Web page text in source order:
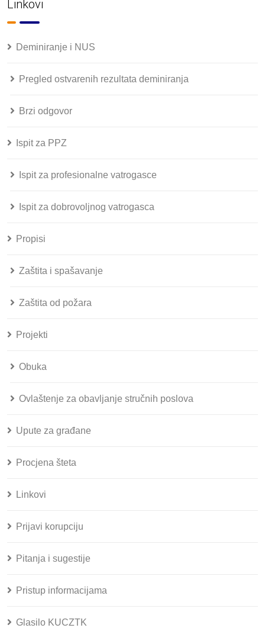
Linkovi
Deminiranje i NUS
Pregled ostvarenih rezultata deminiranja
Brzi odgovor
Ispit za PPZ
Ispit za profesionalne vatrogasce
Ispit za dobrovoljnog vatrogasca
Propisi
Zaštita i spašavanje
Zaštita od požara
Projekti
Obuka
Ovlaštenje za obavljanje stručnih poslova
Upute za građane
Procjena šteta
Linkovi
Prijavi korupciju
Pitanja i sugestije
Pristup informacijama
Glasilo KUCZTK